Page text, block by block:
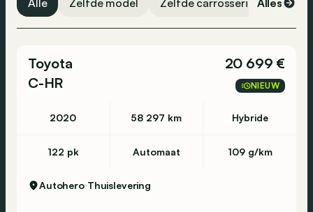
Banden spanningscontrole
Noodoproep
Alle Zelfde model Zelfde carrosserievorm
Alles
Toyota
C-HR
20 699 €
NIEUW
2020 58 297 km Hybride
122 pk Automaat 109 g/km
Autohero Thuislevering